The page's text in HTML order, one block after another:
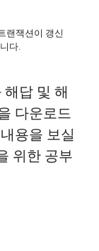
랜잭션이 갱신
다.
답 및 해
다운로드
용을 보실
위한 공부